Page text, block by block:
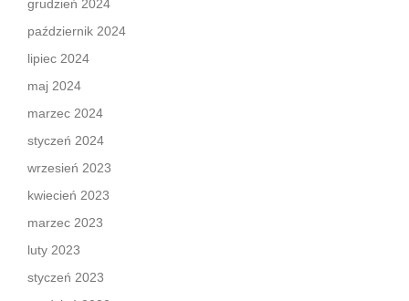
grudzień 2024
październik 2024
lipiec 2024
maj 2024
marzec 2024
styczeń 2024
wrzesień 2023
kwiecień 2023
marzec 2023
luty 2023
styczeń 2023